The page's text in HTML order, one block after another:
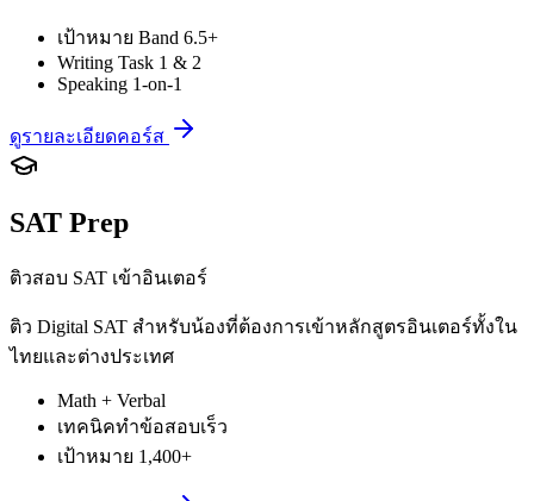
เป้าหมาย Band 6.5+
Writing Task 1 & 2
Speaking 1-on-1
ดูรายละเอียดคอร์ส
SAT Prep
ติวสอบ SAT เข้าอินเตอร์
ติว Digital SAT สำหรับน้องที่ต้องการเข้าหลักสูตรอินเตอร์ทั้งใน
ไทยและต่างประเทศ
Math + Verbal
เทคนิคทำข้อสอบเร็ว
เป้าหมาย 1,400+